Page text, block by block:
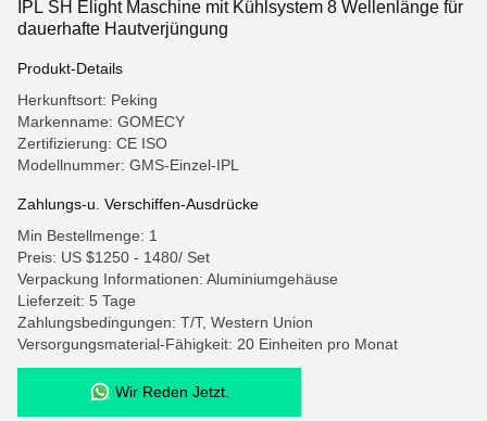
IPL SH Elight Maschine mit Kühlsystem 8 Wellenlänge für
dauerhafte Hautverjüngung
Produkt-Details
Herkunftsort: Peking
Markenname: GOMECY
Zertifizierung: CE ISO
Modellnummer: GMS-Einzel-IPL
Zahlungs-u. Verschiffen-Ausdrücke
Min Bestellmenge: 1
Preis: US $1250 - 1480/ Set
Verpackung Informationen: Aluminiumgehäuse
Lieferzeit: 5 Tage
Zahlungsbedingungen: T/T, Western Union
Versorgungsmaterial-Fähigkeit: 20 Einheiten pro Monat
Wir Reden Jetzt.